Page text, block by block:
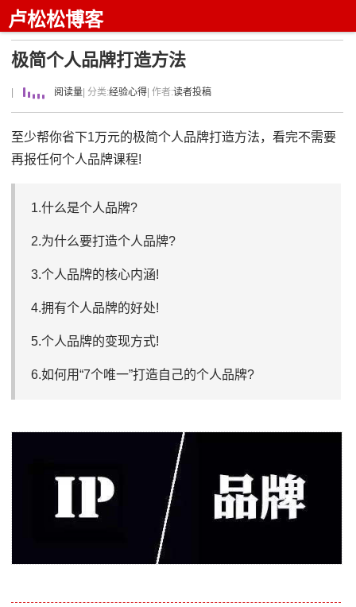
卢松松博客
极简个人品牌打造方法
阅读量 | 分类:经验心得 | 作者:读者投稿
至少帮你省下1万元的极简个人品牌打造方法，看完不需要
再报任何个人品牌课程!
1.什么是个人品牌?
2.为什么要打造个人品牌?
3.个人品牌的核心内涵!
4.拥有个人品牌的好处!
5.个人品牌的变现方式!
6.如何用“7个唯一”打造自己的个人品牌?